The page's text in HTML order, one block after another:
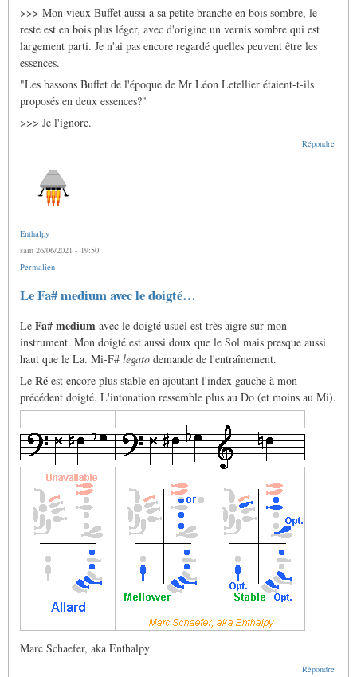
Gras
>>> Mon vieux Buffet aussi a sa petite branche en bois sombre, le
reste est en bois plus léger, avec d'origine un vernis sombre qui est
largement parti. Je n'ai pas encore regardé quelles peuvent être les
essences.
"Les bassons Buffet de l'époque de Mr Léon Letellier étaient-t-ils
proposés en deux essences?"
>>> Je l'ignore.
Répondre
Enthalpy
sam 26/06/2021 - 19:50
Permalien
Le Fa# medium avec le doigté…
Le Fa# medium avec le doigté usuel est très aigre sur mon
instrument. Mon doigté est aussi doux que le Sol mais presque aussi
haut que le La. Mi-F# legato demande de l'entraînement.
Le Ré est encore plus stable en ajoutant l'index gauche à mon
précédent doigté. L'intonation ressemble plus au Do (et moins au Mi).
Marc Schaefer, aka Enthalpy
Répondre